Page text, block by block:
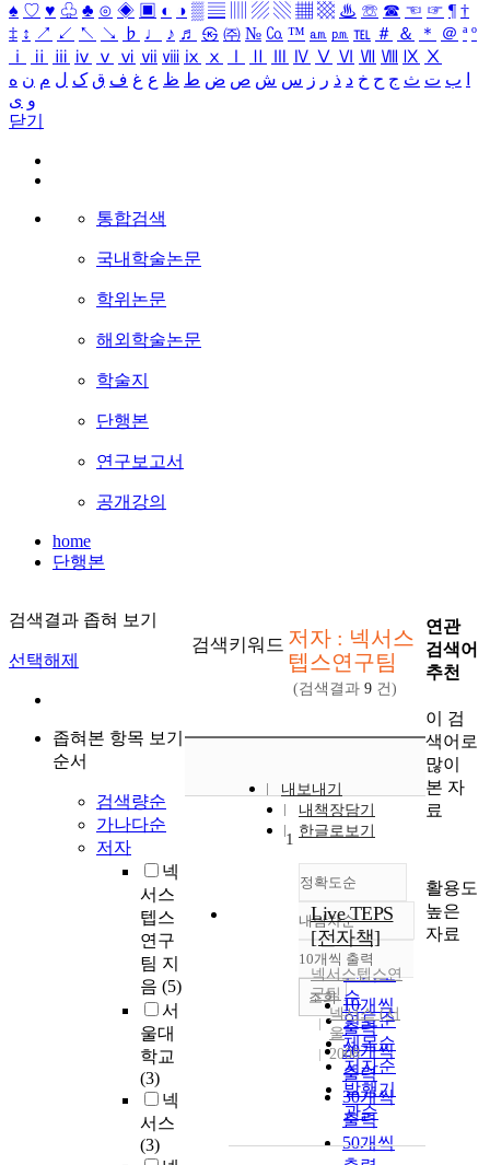
♠ ♡ ♥ ♧ ♣ ⊙ ◈ ▣ ◐ ◑ ▒ ▤ ▨ ▧ ▦ ▩ ♨ ☏ ☎ ☜ ☞ ¶ †
‡ ↕ ↗ ↙ ↖ ↘ ♭ ♩ ♪ ♬ ㉿ ㈜ № ㏇ ™ ㏂ ㏘ ℡ ＃ ＆ ＊ ＠ ª º
ⅰ
ⅱ ⅲ ⅳ ⅴ ⅵ ⅶ ⅷ ⅸ ⅹ Ⅳ Ⅴ Ⅵ Ⅶ Ⅷ Ⅸ Ⅹ
ب ت ث ج ح خ د ذ ر ز س ش ص ض ط ظ ع غ ف ق ک ل م ن ه
و ی
닫기
통합검색
국내학술논문
학위논문
해외학술논문
학술지
단행본
연구보고서
공개강의
home
단행본
검색결과 좁혀 보기
선택해제
좁혀본 항목 보기
순서
검색량순
가나다순
저자
넥
서스
텝스
연구
팀 지
음 (5)
서
울대
학교
(3)
넥
서스
(3)
검색키워드 저자 : 넥서스
텝스연구팀
(검색결과 9 건)
내보내기
내책장담기
한글로보기
정확도순
정확도
순
인기도
순
연도순
제목순
저자순
발행기
관순
내림차순
내림차순
10개씩 출력
10개씩
출력
20개씩
출력
30개씩
출력
50개씩
조회
1
Live TEPS
[전자책]
넥서스텝스연
구팀
넥서스 (서
울
2008
연관
검색어
추천
이 검
색어로
많이
본 자
료
활용도
높은
자료